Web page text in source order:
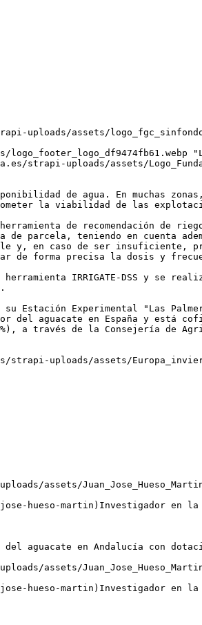
assets/
uploads/assets/
de agua. En muchas
la viabilidad de las
de recomendación de
parcela, teniendo en cuenta
y, en caso de ser insuficiente,
de forma precisa la dosis y
IRRIGATE-DSS y
Estación Experimental "Las
del aguacate en España y está
a través de la Consejería de
uploads/assets/
aguacate en Andalucía con